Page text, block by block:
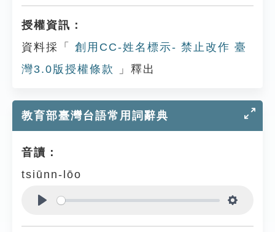
授權資訊：
資料採「
創用CC-姓名標示- 禁止改作 臺
灣3.0版授權條款
」釋出
教育部臺灣台語常用詞辭典
音讀：
tsiūnn-lōo